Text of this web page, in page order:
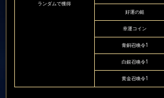
ランダムで獲得
好運の鎚
幸運コイン
青銅召喚令1
白銀召喚令1
黄金召喚令1